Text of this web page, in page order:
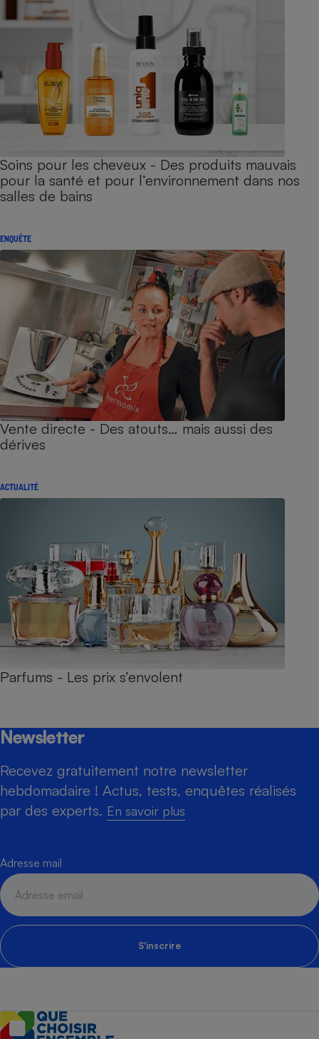
Soins pour les cheveux - Des produits mauvais
pour la santé et pour l’environnement dans nos
salles de bains
ENQUÊTE
Vente directe - Des atouts… mais aussi des
dérives
ACTUALITÉ
Parfums - Les prix s’envolent
Newsletter
Recevez gratuitement notre newsletter
hebdomadaire ! Actus, tests, enquêtes réalisés
par des experts. En savoir plus
Adresse mail
S'inscrire